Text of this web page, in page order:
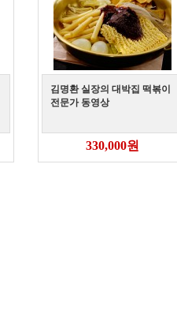
김명환 실장의 대박집 떡볶이
전문가 동영상
330,000원